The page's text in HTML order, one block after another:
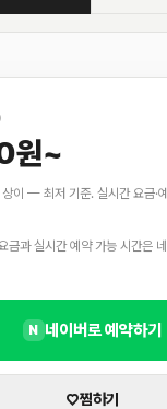
~
이 — 최저 기준. 실시간 요금·
금과 실시간 예약 가능 시간은
N 네이버로 예약하기
♡찜하기